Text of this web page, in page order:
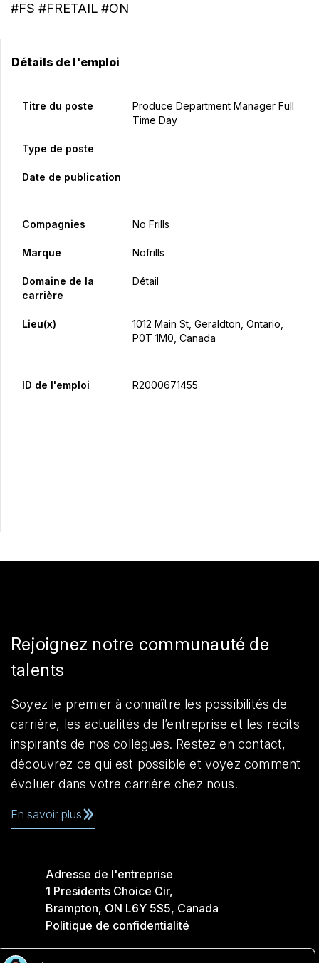
#FS #FRETAIL #ON
Détails de l'emploi
Titre du poste
Produce Department Manager Full
Time Day
Type de poste
Date de publication
Compagnies No Frills
Marque Nofrills
Domaine de la
carrière
Détail
Lieu(x)
1012 Main St, Geraldton, Ontario,
P0T 1M0, Canada
ID de l'emploi R2000671455
Rejoignez notre communauté de
talents
Soyez le premier à connaître les possibilités de
carrière, les actualités de l’entreprise et les récits
inspirants de nos collègues. Restez en contact,
découvrez ce qui est possible et voyez comment
évoluer dans votre carrière chez nous.
En savoir plus
Adresse de l'entreprise
1 Presidents Choice Cir,
Brampton, ON L6Y 5S5, Canada
Politique de confidentialité